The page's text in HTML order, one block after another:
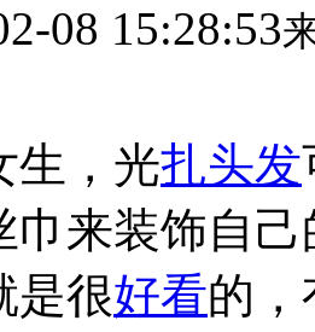
08 15:28:53
生，光扎头发
巾来装饰自
是很好看的